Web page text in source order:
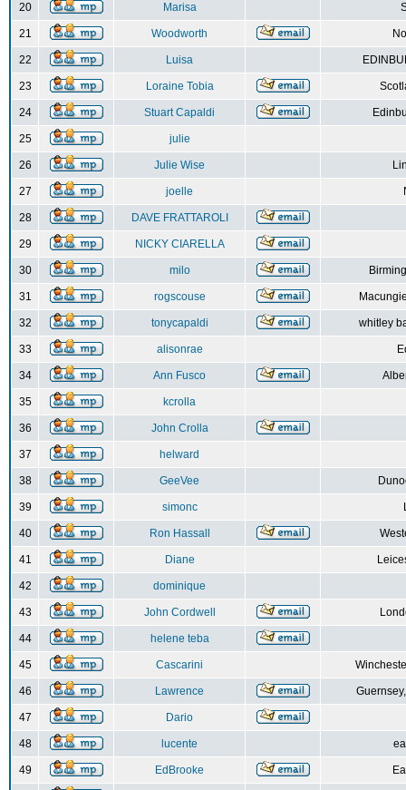
20 Marisa
21 Woodworth
22 Luisa
23 Loraine Tobia
24 Stuart Capaldi
25 julie
26 Julie Wise
27 joelle
28 DAVE FRATTAROLI
29 NICKY CIARELLA
30 milo
31 rogscouse
32 tonycapaldi whitley
33 alisonrae
34 Ann Fusco
35 kcrolla
36 John Crolla
37 helward
38 GeeVee
39 simonc
40 Ron Hassall
41 Diane
42 dominique
43 John Cordwell
44 helene teba
45 Cascarini
46 Lawrence
47 Dario
48 lucente
49 EdBrooke